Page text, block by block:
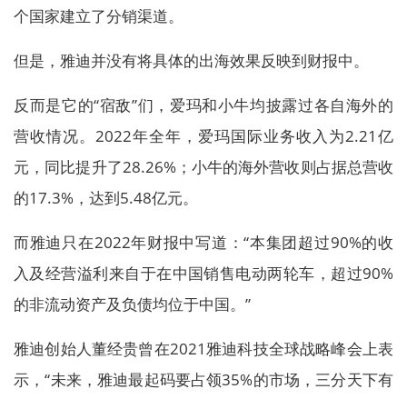
个国家建立了分销渠道。
但是，雅迪并没有将具体的出海效果反映到财报中。
反而是它的“宿敌”们，爱玛和小牛均披露过各自海外的
营收情况。2022年全年，爱玛国际业务收入为2.21亿
元，同比提升了28.26%；小牛的海外营收则占据总营收
的17.3%，达到5.48亿元。
而雅迪只在2022年财报中写道：“本集团超过90%的收
入及经营溢利来自于在中国销售电动两轮车，超过90%
的非流动资产及负债均位于中国。”
雅迪创始人董经贵曾在2021雅迪科技全球战略峰会上表
示，“未来，雅迪最起码要占领35%的市场，三分天下有